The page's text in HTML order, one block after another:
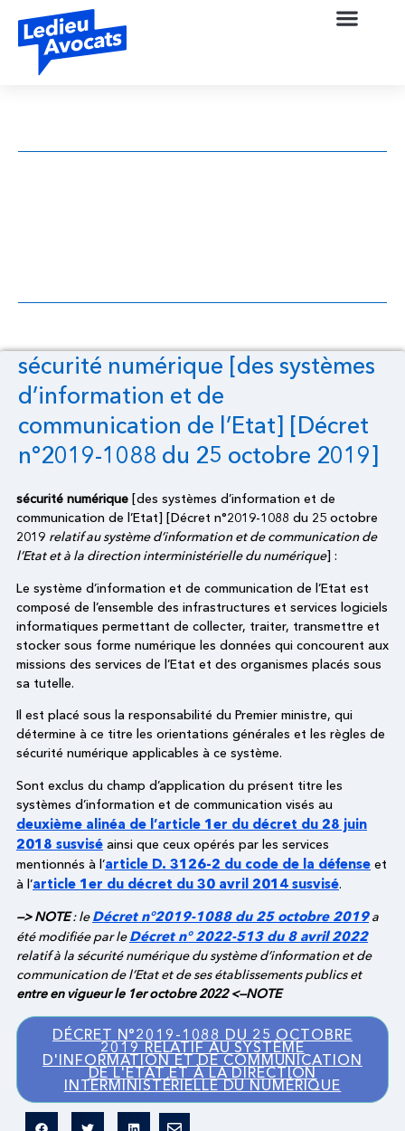
sécurité numérique [des systèmes
d’information et de
communication de l’Etat] [Décret
n°2019-1088 du 25 octobre 2019]
sécurité numérique [des systèmes d’information et de
communication de l’Etat] [Décret n°2019-1088 du 25 octobre
2019 relatif au système d’information et de communication de
l’Etat et à la direction interministérielle du numérique] :
Le système d’information et de communication de l’Etat est
composé de l’ensemble des infrastructures et services logiciels
informatiques permettant de collecter, traiter, transmettre et
stocker sous forme numérique les données qui concourent aux
missions des services de l’Etat et des organismes placés sous
sa tutelle.
Il est placé sous la responsabilité du Premier ministre, qui
détermine à ce titre les orientations générales et les règles de
sécurité numérique applicables à ce système.
Sont exclus du champ d’application du présent titre les
systèmes d’information et de communication visés au
deuxième alinéa de l’article 1er du décret du 28 juin
2018 susvisé ainsi que ceux opérés par les services
mentionnés à l’article D. 3126-2 du code de la défense et
à l’article 1er du décret du 30 avril 2014 susvisé.
—> NOTE: leDécret n°2019-1088 du 25 octobre 2019a
été modifiée par leDécret n° 2022-513 du 8 avril 2022
relatif à la sécurité numérique du système d’information et de
communication de l’Etat et de ses établissements publics et
entre en vigueur le 1er octobre 2022 <—NOTE
DÉCRET N°2019-1088 DU 25 OCTOBRE
2019 RELATIF AU SYSTÈME
D'INFORMATION ET DE COMMUNICATION
DE L'ETAT ET À LA DIRECTION
INTERMINISTÉRIELLE DU NUMÉRIQUE